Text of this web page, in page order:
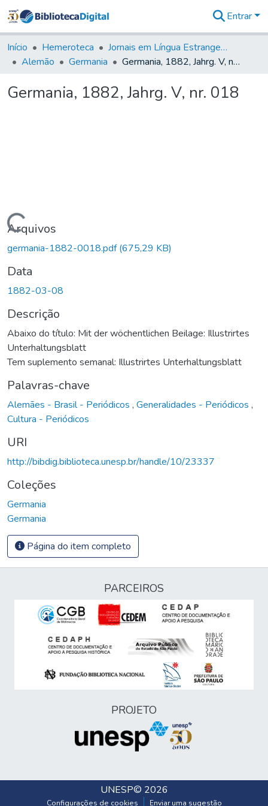
&
Coleções
Tudo na
Digital
Entrar
Início Hemeroteca
Jornais em Língua Estrangeira
Alemão
Germania Germania, 1882, Jahrg. V, nr. 018
Germania, 1882, Jahrg. V, nr. 018
Carregando...
Arquivos
germania-1882-0018.pdf(675,29 KB)
Data
1882-03-08
Descrição
Abaixo do título: Mit der wöchentlichen Beilage: Illustrirtes
Unterhaltungsblatt
Tem suplemento semanal: Illustrirtes Unterhaltungsblatt
Palavras-chave
Alemães - Brasil - Periódicos , Generalidades - Periódicos ,
Cultura - Periódicos
URI
http://bibdig.biblioteca.unesp.br/handle/10/23337
Coleções
Germania
Germania
Página do item completo
PARCEIROS
PROJETO
UNESP© 2026
Configurações de cookies Enviar uma sugestão